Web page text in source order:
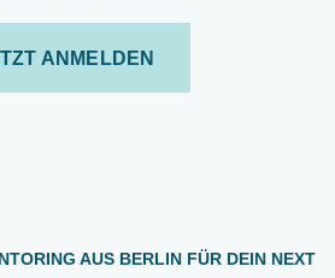
ANMELDEN
AUS BERLIN FÜR DEIN NEXT